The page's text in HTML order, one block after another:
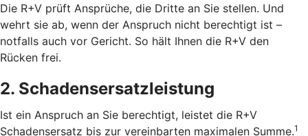
Die R+V prüft Ansprüche, die Dritte an Sie stellen. Und
wehrt sie ab, wenn der Anspruch nicht berechtigt ist –
notfalls auch vor Gericht. So hält Ihnen die R+V den
Rücken frei.
2. Schadensersatzleistung
Ist ein Anspruch an Sie berechtigt, leistet die R+V
Schadensersatz bis zur vereinbarten maximalen Summe.1